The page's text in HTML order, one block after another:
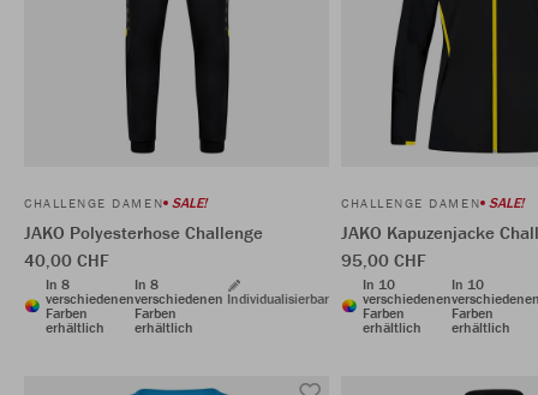
CHALLENGE DAMEN SALE!
JAKO Polyesterhose Challenge
40,00 CHF
In 8
verschiedenen
Farben
erhältlich
In 8
verschiedenen
Farben
erhältlich
Individualisierbar
CHALLENGE DAMEN SALE!
JAKO Kapuzenjacke
95,00 CHF
In 10
verschiedenen
Farben
erhältlich
In 10
Farben
erhältlich